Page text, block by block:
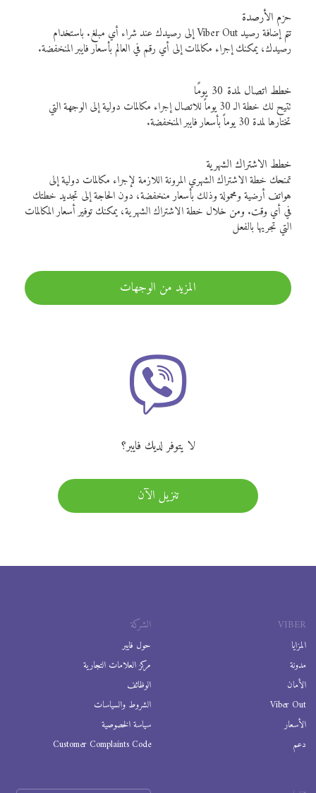
حزم الأرصدة
تتم إضافة رصيد Viber Out إلى رصيدك عند شراء أي مبلغ. باستخدام
رصيدك، يمكنك إجراء مكالمات إلى أي رقم في العالم بأسعار فايبر المنخفضة.
خطط اتصال لمدة 30 يومًا
تتيح لك خطة الـ 30 يوماً للاتصال إجراء مكالمات دولية إلى الوجهة التي
تختارها لمدة 30 يوماً بأسعار فايبر المنخفضة.
خطط الاشتراك الشهرية
تمنحك خطة الاشتراك الشهري المرونة اللازمة لإجراء مكالمات دولية إلى
هواتف أرضية ومحمولة وذلك بأسعار منخفضة، دون الحاجة إلى تجديد خطتك
في أي وقت. ومن خلال خطة الاشتراك الشهرية، يمكنك توفير أسعار المكالمات
التي تجريها بالفعل
المزيد من الوجهات
لا يتوفر لديك فايبر؟
تنزيل الآن
VIBER
المزايا
مدونة
الأمان
Viber Out
الأسعار
دعم
الشركة
حول فايبر
مركز العلامات التجارية
الوظائف
الشروط والسياسات
سياسة الخصوصية
Customer Complaints Code